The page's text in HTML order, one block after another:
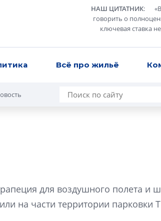
НАШ ЦИТАТНИК: «
говорить о
ключевая ставка
Всё про жильё
для воздушного полета и
на части территории парковки
эпохи